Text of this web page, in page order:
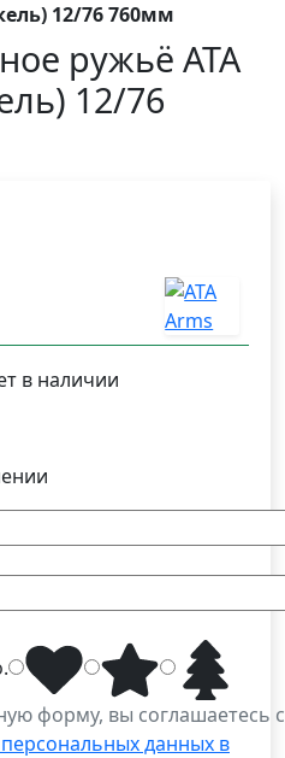
12/76 760мм
ружьё ATA
12/76
в наличии
.
форму, вы соглашаетесь
данных в